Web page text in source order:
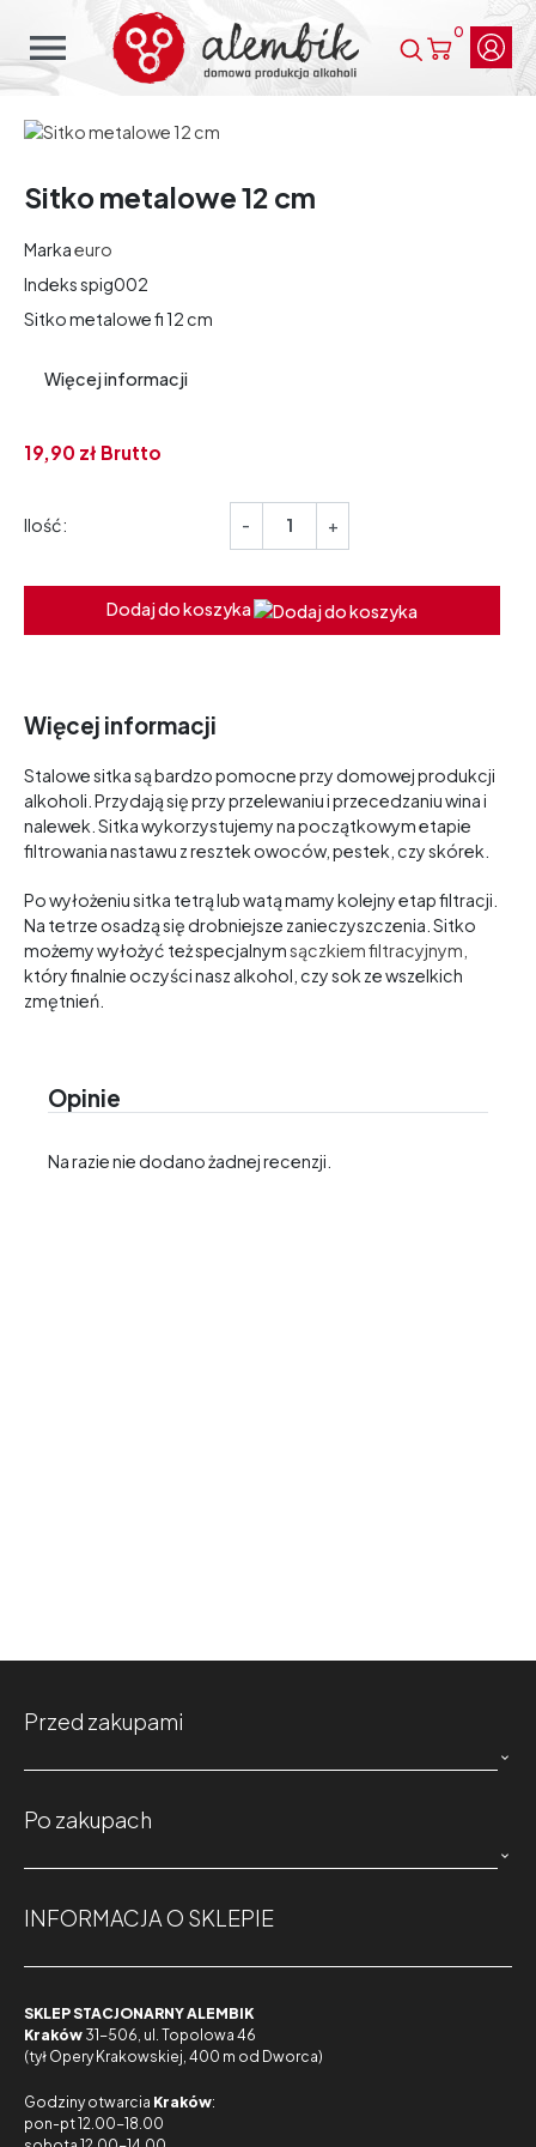
menu 0
Sitko metalowe 12 cm
Markaeuro
Indeksspig002
Sitko metalowe fi 12 cm
Więcej informacji
19, 90 zł Brutto
Ilość: - +
Dodaj do koszyka
Więcej informacji
Stalowe sitka są bardzo pomocne przy domowej produkcji
alkoholi. Przydają się przy przelewaniu i przecedzaniu wina i
nalewek. Sitka wykorzystujemy na początkowym etapie
filtrowania nastawu z resztek owoców, pestek, czy skórek.
Po wyłożeniu sitka tetrą lub watą mamy kolejny etap filtracji.
Na tetrze osadzą się drobniejsze zanieczyszczenia. Sitko
możemy wyłożyć też specjalnymsączkiem filtracyjnym,
który finalnie oczyści nasz alkohol, czy sok ze wszelkich
zmętnień.
Opinie
Na razie nie dodano żadnej recenzji.
Przed zakupami

Po zakupach

INFORMACJA O SKLEPIE
SKLEP STACJONARNY ALEMBIK
Kraków 31-506, ul. Topolowa 46
(tył Opery Krakowskiej, 400 m od Dworca)
Godziny otwarcia Kraków:
pon-pt 12.00-18.00